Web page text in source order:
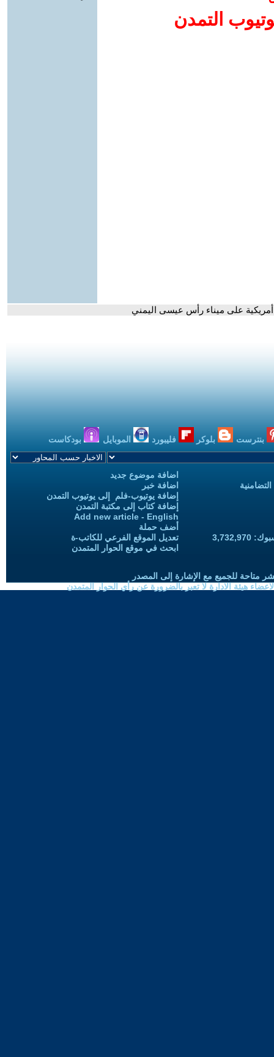
التمدن
بنترست بلوكر فليبورد الموبايل بودكاست
اضافة موضوع جديد
اضافة خبر
إضافة يوتيوب-فلم إلى يوتيوب التمدن
إضافة كتاب إلى مكتبة التمدن
Add new article - English
أضف حملة
تعديل الموقع الفرعي للكاتب-ة
ابحث في موقع الحوار المتمدن
متاحة للجميع مع الإشارة إلى المصدر
هيئة الادارة لا تعبر بالضرورة عن رأي الحوار المتمدن